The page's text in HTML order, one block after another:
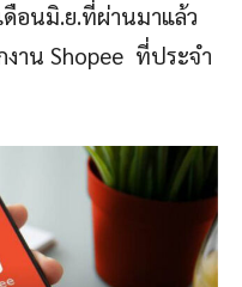
อนมิ.ย.ที่ผ่านมาแล้ว
าน Shopee ที่ประจำ